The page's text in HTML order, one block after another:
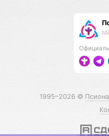
1995–2026 © Псиона